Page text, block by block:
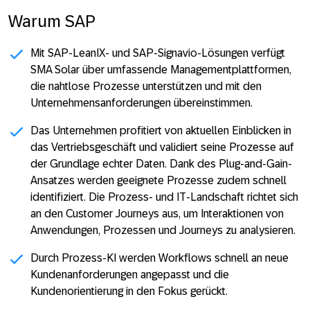
Warum SAP
Mit SAP-LeanIX- und SAP-Signavio-Lösungen verfügt
SMA Solar über umfassende Managementplattformen,
die nahtlose Prozesse unterstützen und mit den
Unternehmensanforderungen übereinstimmen.
Das Unternehmen profitiert von aktuellen Einblicken in
das Vertriebsgeschäft und validiert seine Prozesse auf
der Grundlage echter Daten. Dank des Plug-and-Gain-
Ansatzes werden geeignete Prozesse zudem schnell
identifiziert. Die Prozess- und IT-Landschaft richtet sich
an den Customer Journeys aus, um Interaktionen von
Anwendungen, Prozessen und Journeys zu analysieren.
Durch Prozess-KI werden Workflows schnell an neue
Kundenanforderungen angepasst und die
Kundenorientierung in den Fokus gerückt.